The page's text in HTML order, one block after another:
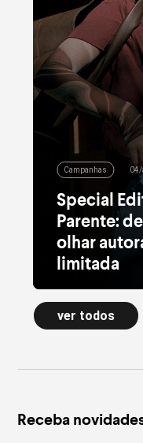
Campanhas
Special
Parente:
olhar
limitada
Alfaiataria leve,
de poule e
naturais dão
Edition
ver todos
Receba